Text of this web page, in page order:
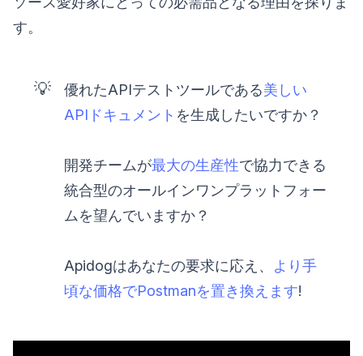
す。
💡 優れたAPIテストツールである美しい
APIドキュメント を生成したいですか？
開発チームが最大の生産性で協力できる
統合型のオールインワンプラットフォー
ムを望んでいますか？
Apidogはあなたの要求に応え、 より手
頃な価格でPostmanを置き換えます!